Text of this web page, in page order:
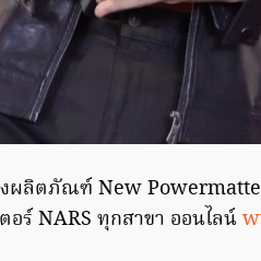
ผลิตภัณฑ์ New
อร์ NARS ทุกสาขา ออนไลน์